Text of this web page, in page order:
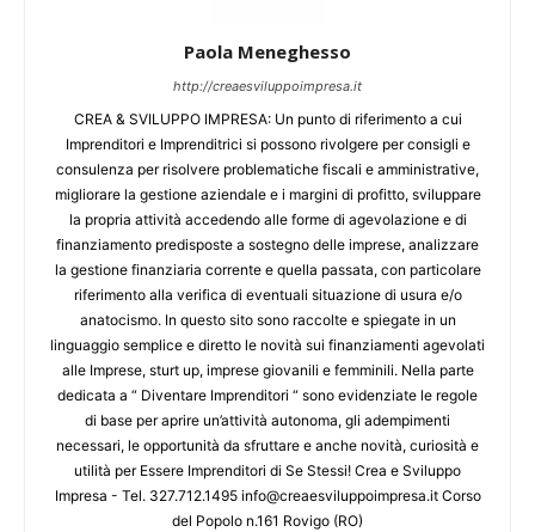
Paola Meneghesso
http://creaesviluppoimpresa.it
CREA & SVILUPPO IMPRESA: Un punto di riferimento a cui
Imprenditori e Imprenditrici si possono rivolgere per consigli e
consulenza per risolvere problematiche fiscali e amministrative,
migliorare la gestione aziendale e i margini di profitto, sviluppare
la propria attività accedendo alle forme di agevolazione e di
finanziamento predisposte a sostegno delle imprese, analizzare
la gestione finanziaria corrente e quella passata, con particolare
riferimento alla verifica di eventuali situazione di usura e/o
anatocismo. In questo sito sono raccolte e spiegate in un
linguaggio semplice e diretto le novità sui finanziamenti agevolati
alle Imprese, sturt up, imprese giovanili e femminili. Nella parte
dedicata a “ Diventare Imprenditori “ sono evidenziate le regole
di base per aprire un’attività autonoma, gli adempimenti
necessari, le opportunità da sfruttare e anche novità, curiosità e
utilità per Essere Imprenditori di Se Stessi! Crea e Sviluppo
Impresa - Tel. 327.712.1495 info@creaesviluppoimpresa.it Corso
del Popolo n.161 Rovigo (RO)